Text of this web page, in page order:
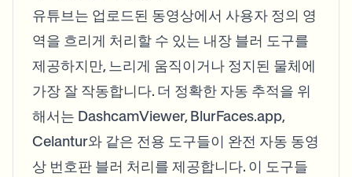
유튜브는 업로드된 동영상에서 사용자 정의 영
역을 흐리게 처리할 수 있는 내장 블러 도구를
제공하지만, 느리게 움직이거나 정지된 물체에
가장 잘 작동합니다. 더 정확한 자동 추적을 위
해서는 DashcamViewer, BlurFaces.app,
Celantur와 같은 전용 도구들이 완전 자동 동영
상 번호판 블러 처리를 제공합니다. 이 도구들